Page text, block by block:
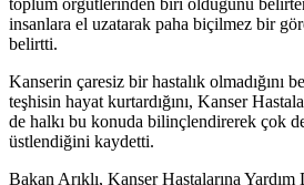
insanlara el uzatarak paha biçilmez bir
belirtti.
Kanserin çaresiz bir hastalık olmadığını
teşhisin hayat kurtardığını, Kanser
de halkı bu konuda bilinçlendirerek çok
üstlendiğini kaydetti.
Bakan Arıklı, Kanser Hastalarına